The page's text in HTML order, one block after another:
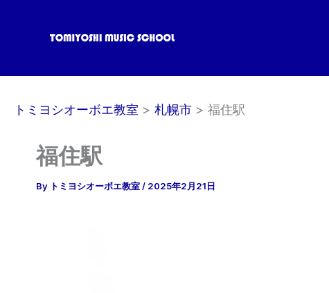
トミヨシオーボエ教室 札幌市 福住駅
福住駅
By トミヨシオーボエ教室/ 2025年2月21日